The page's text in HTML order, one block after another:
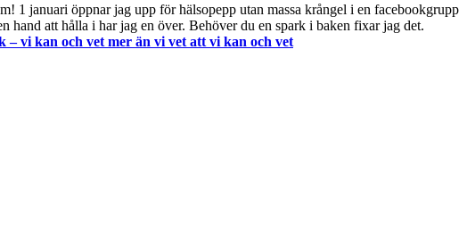
1 januari öppnar jag upp för hälsopepp utan massa krångel i en facebookgrupp
hand att hålla i har jag en över. Behöver du en spark i baken fixar jag det.
– vi kan och vet mer än vi vet att vi kan och vet